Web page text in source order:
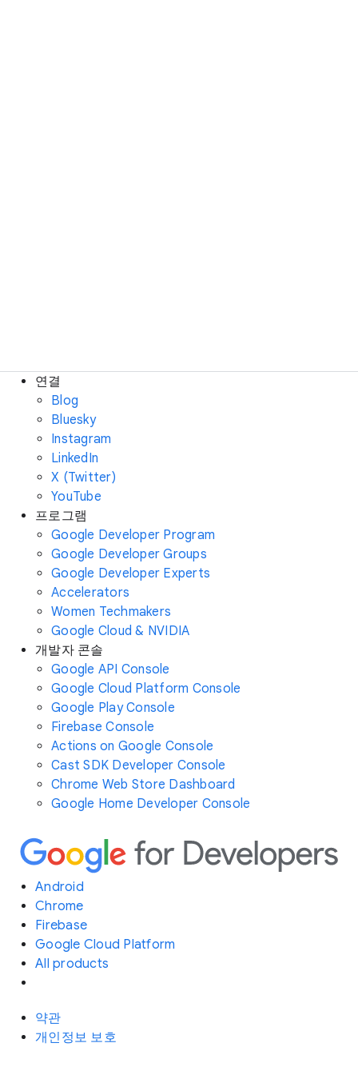
연결
Blog
Bluesky
Instagram
LinkedIn
X (Twitter)
YouTube
프로그램
Google Developer Program
Google Developer Groups
Google Developer Experts
Accelerators
Women Techmakers
Google Cloud & NVIDIA
개발자 콘솔
Google API Console
Google Cloud Platform Console
Google Play Console
Firebase Console
Actions on Google Console
Cast SDK Developer Console
Chrome Web Store Dashboard
Google Home Developer Console
Android
Chrome
Firebase
Google Cloud Platform
All products
약관
개인정보 보호